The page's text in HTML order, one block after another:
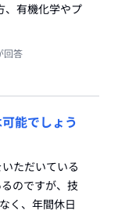
、有機化学やプ
回答
能でしょう
ただいている
のですが、技
く、年間休日